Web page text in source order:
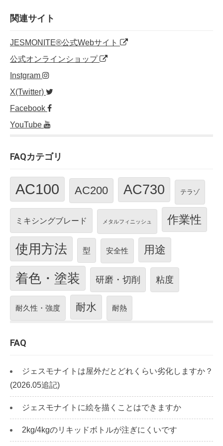
o
o
k
関連サイト
JESMONITE®公式Webサイト
公式オンラインショップ
Instgram
X(Twitter)
Facebook
YouTube
FAQカテゴリ
AC100 AC200 AC730 テラゾ
ミキシングブレード メタルフィニッシュ 作業性
使用方法 型 安全性 用途
着色・塗装 研磨・切削 粘度
耐久性・強度 耐水 耐熱
FAQ
ジェスモナイトは屋外だとどれくらい劣化しますか？
(2026.05追記)
ジェスモナイトに絵を描くことはできますか
2kg/4kgのリキッドボトルが注ぎにくいです